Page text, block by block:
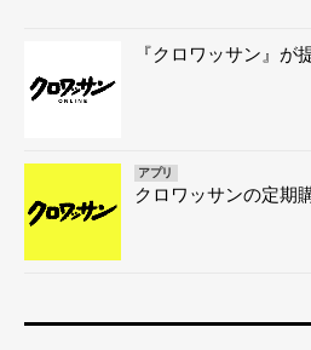
『クロワッサン』が
アプリ
クロワッサンの定期